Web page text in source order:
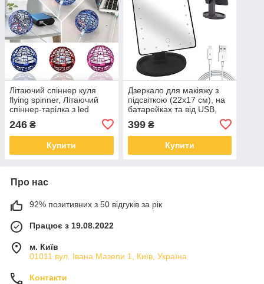
Літаючий спіннер куля
flying spinner, Літаючий
спіннер-тарілка з led
підсвічуванням світиться
flunova GS-47
246 ₴
Купити
Дзеркало для макіяжу з
підсвіткою (22x17 см), на
батарейках та від USB,
NJ-230, Чорне / Сенсорне
настільне дзеркало
399₴
Купити
Про нас
92% позитивних з 50 відгуків за рік
Працює з 19.08.2022
м. Київ
01011 вул. Івана Мазепи 1, Київ, Україна
Контакти